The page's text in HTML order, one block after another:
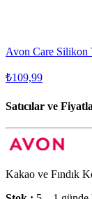
Avon Care Silikon
₺109,99
Satıcılar ve
Kakao ve Fındık